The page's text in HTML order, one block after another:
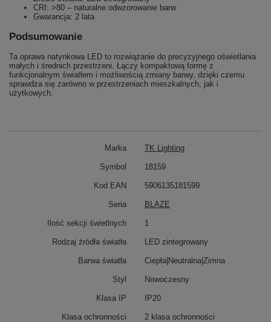
CRI: >80 – naturalne odwzorowanie barw
Gwarancja: 2 lata
Podsumowanie
Ta oprawa natynkowa LED to rozwiązanie do precyzyjnego oświetlania
małych i średnich przestrzeni. Łączy kompaktową formę z
funkcjonalnym światłem i możliwością zmiany barwy, dzięki czemu
sprawdza się zarówno w przestrzeniach mieszkalnych, jak i
użytkowych.
Marka TK Lighting
Symbol 18159
Kod EAN 5906135181599
Seria BLAZE
Ilość sekcji świetlnych 1
Rodzaj źródła światła LED zintegrowany
Barwa światła Ciepła|Neutralna|Zimna
Styl Nowoczesny
Klasa IP IP20
Klasa ochronności 2 klasa ochronności